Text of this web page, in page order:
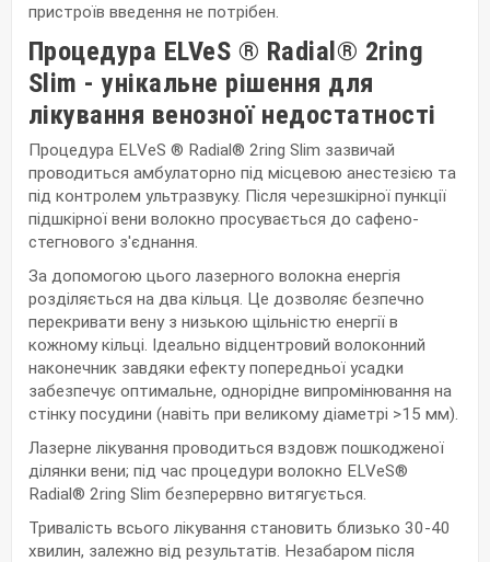
пристроїв введення не потрібен.
Процедура ELVeS ® Radial® 2ring
Slim - унікальне рішення для
лікування венозної недостатності
Процедура ELVeS ® Radial® 2ring Slim зазвичай
проводиться амбулаторно під місцевою анестезією та
під контролем ультразвуку. Після черезшкірної пункції
підшкірної вени волокно просувається до сафено-
стегнового з'єднання.
За допомогою цього лазерного волокна енергія
розділяється на два кільця. Це дозволяє безпечно
перекривати вену з низькою щільністю енергії в
кожному кільці. Ідеально відцентровий волоконний
наконечник завдяки ефекту попередньої усадки
забезпечує оптимальне, однорідне випромінювання на
стінку посудини (навіть при великому діаметрі >15 мм).
Лазерне лікування проводиться вздовж пошкодженої
ділянки вени; під час процедури волокно ELVeS®
Radial® 2ring Slim безперервно витягується.
Тривалість всього лікування становить близько 30-40
хвилин, залежно від результатів. Незабаром після